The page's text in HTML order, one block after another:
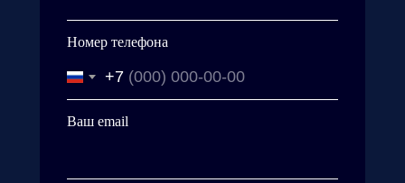
Номер телефона
+7
Ваш email